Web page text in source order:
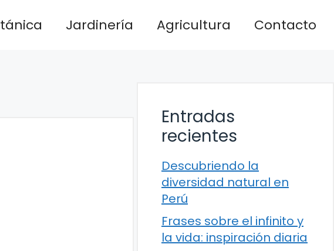
Jardinería Agricultura Contacto
Entradas
recientes
Descubriendo la
diversidad natural en
Perú
Frases sobre el infinito y
la vida: inspiración diaria